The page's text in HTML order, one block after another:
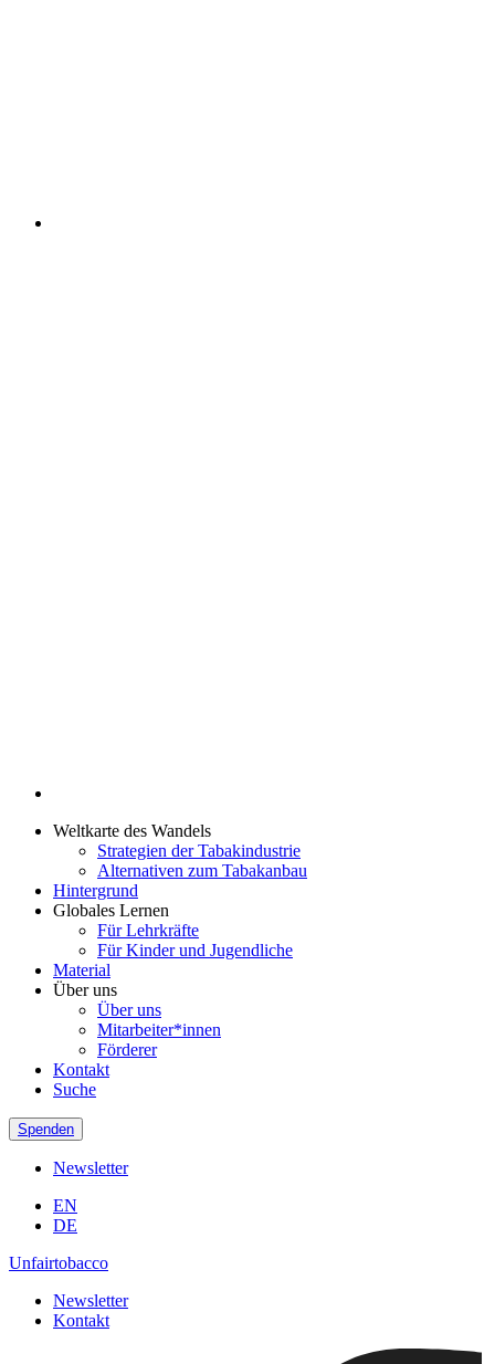
Weltkarte des Wandels
Strategien der Tabakindustrie
Alternativen zum Tabakanbau
Hintergrund
Globales Lernen
Für Lehrkräfte
Für Kinder und Jugendliche
Material
Über uns
Über uns
Mitarbeiter*innen
Förderer
Kontakt
Suche
Spenden
Newsletter
EN
DE
Unfairtobacco
Newsletter
Kontakt